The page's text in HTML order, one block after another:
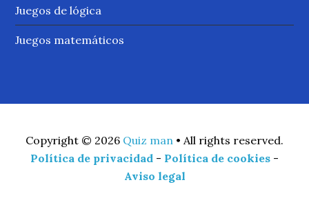
Juegos de lógica
Juegos matemáticos
Copyright © 2026 Quiz man • All rights reserved.
Política de privacidad - Política de cookies -
Aviso legal